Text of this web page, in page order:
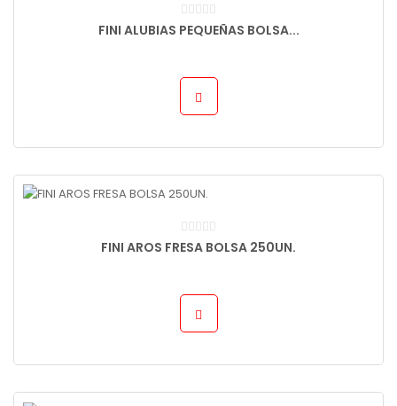
FINI ALUBIAS PEQUEÑAS BOLSA...
FINI AROS FRESA BOLSA 250UN.